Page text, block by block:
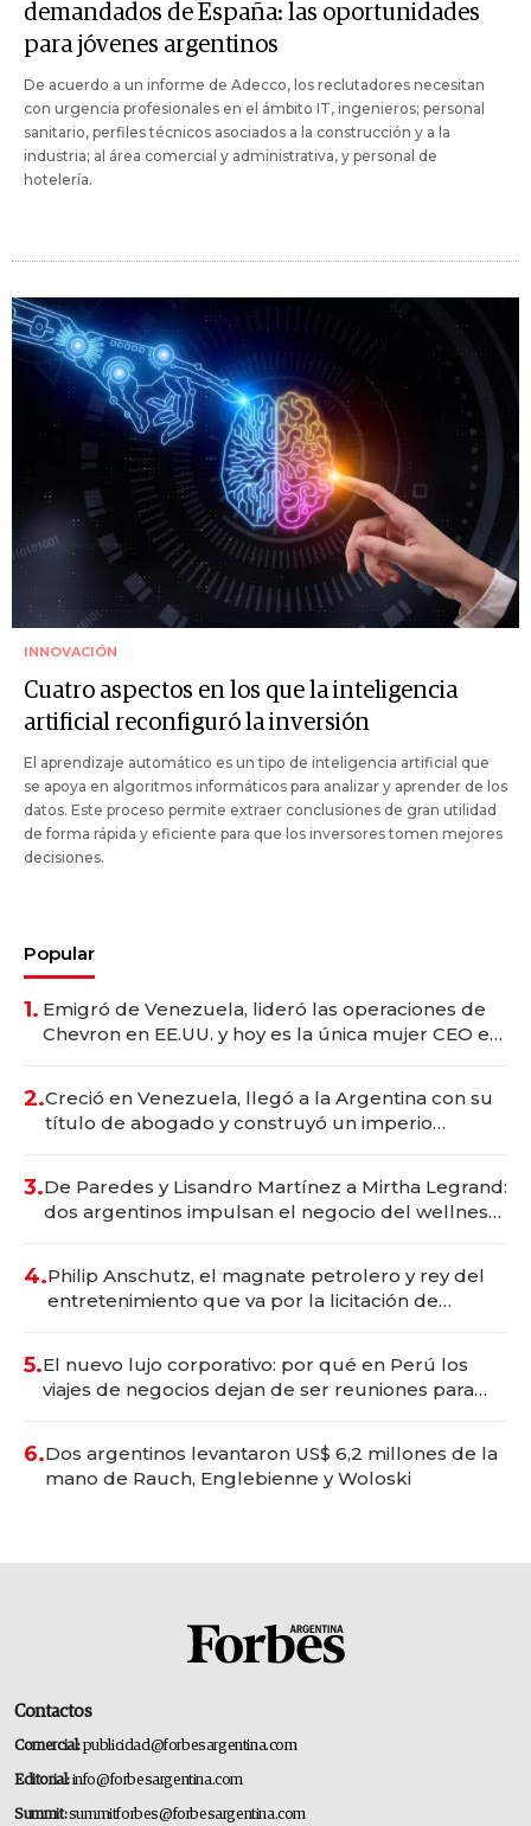
demandados de España: las oportunidades
para jóvenes argentinos
De acuerdo a un informe de Adecco, los reclutadores necesitan
con urgencia profesionales en el ámbito IT, ingenieros; personal
sanitario, perfiles técnicos asociados a la construcción y a la
industria; al área comercial y administrativa, y personal de
hotelería.
INNOVACIÓN
Cuatro aspectos en los que la inteligencia
artificial reconfiguró la inversión
El aprendizaje automático es un tipo de inteligencia artificial que
se apoya en algoritmos informáticos para analizar y aprender de los
datos. Este proceso permite extraer conclusiones de gran utilidad
de forma rápida y eficiente para que los inversores tomen mejores
decisiones.
Popular
1. Emigró de Venezuela, lideró las operaciones de
Chevron en EE.UU. y hoy es la única mujer CEO en
2.Creció en Venezuela, llegó a la Argentina con su
título de abogado y construyó un imperio
3.De Paredes y Lisandro Martínez a Mirtha Legrand:
dos argentinos impulsan el negocio del wellness
4.Philip Anschutz, el magnate petrolero y rey del
entretenimiento que va por la licitación de
5.El nuevo lujo corporativo: por qué en Perú los
viajes de negocios dejan de ser reuniones para
6.Dos argentinos levantaron US$ 6,2 millones de la
mano de Rauch, Englebienne y Woloski
Contactos
Comercial:publicidad@forbesargentina.com
Editorial:info@forbesargentina.com
Summit:summitforbes@forbesargentina.com